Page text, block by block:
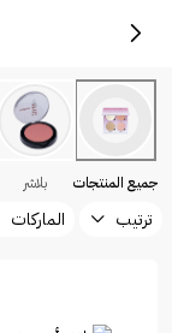
جميع المنتجات بلاشر
ترتيب الماركات